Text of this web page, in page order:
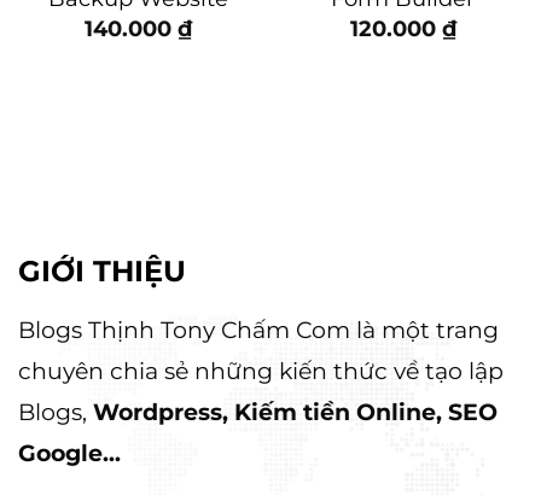
140.000 ₫
120.000 ₫
GIỚI THIỆU
Blogs Thịnh Tony Chấm Com là một trang
chuyên chia sẻ những kiến thức về tạo lập
Blogs, Wordpress, Kiếm tiền Online, SEO
Google...